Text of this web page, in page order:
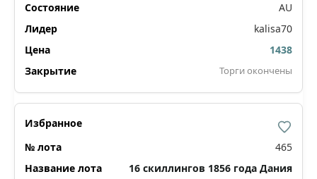
AU
kalisa70
1438
Торги окончены
465
16 скиллингов 1856 года Дания